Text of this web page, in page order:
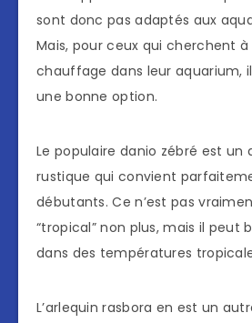
sont donc pas adaptés aux
Mais, pour ceux qui cherchent à
chauffage dans leur aquarium,
une bonne option.
Le populaire danio zébré est un
rustique qui convient
débutants. Ce n’est pas
“tropical” non plus, mais il peut
dans des températures
L’arlequin rasbora en est un